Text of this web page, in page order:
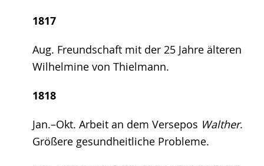
1817
Aug. Freundschaft mit der 25 Jahre älteren
Wilhelmine von Thielmann.
1818
Jan.–Okt. Arbeit an dem Versepos Walther.
Größere gesundheitliche Probleme.